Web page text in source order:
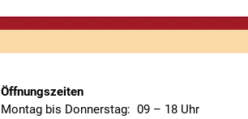
Öffnungszeiten
Montag bis Donnerstag: 09 – 18 Uhr